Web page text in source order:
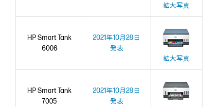
拡大写真
HP Smart Tank
6006
2021年10月28日
発表
拡大写真
HP Smart Tank
7005
2021年10月28日
発表